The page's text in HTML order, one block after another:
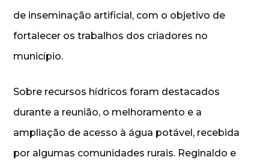
de inseminação artificial, com o objetivo de
fortalecer os trabalhos dos criadores no
município.
Sobre recursos hídricos foram destacados
durante a reunião, o melhoramento e a
ampliação de acesso à água potável, recebida
por algumas comunidades rurais. Reginaldo e